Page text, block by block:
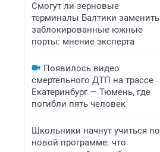
Смогут ли зерновые
терминалы Балтики заменить
заблокированные южные
порты: мнение эксперта
Появилось видео
смертельного ДТП на трассе
Екатеринбург — Тюмень, где
погибли пять человек
Школьники начнут учиться по
новой программе: что